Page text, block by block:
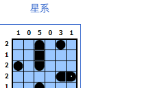
星系